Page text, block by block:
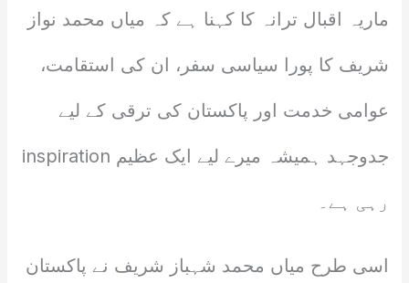
ماریہ اقبال ترانہ کا کہنا ہے کہ میاں محمد نواز
شریف کا پورا سیاسی سفر، ان کی استقامت،
عوامی خدمت اور پاکستان کی ترقی کے لیے
جدوجہد ہمیشہ میرے لیے ایک عظیم inspiration
رہی ہے۔
اسی طرح میاں محمد شہباز شریف نے پاکستان